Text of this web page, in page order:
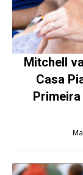
Mitchell
Casa
Primeira